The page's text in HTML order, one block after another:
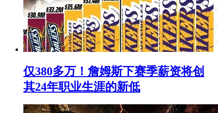
仅380多万！詹姆斯下赛季薪资将创
其24年职业生涯的新低